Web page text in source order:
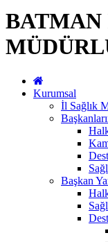
Kurumsal
İl Sağlık
Başkan